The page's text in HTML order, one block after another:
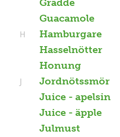
Guacamole
Hamburgare
H
Hasselnötter
Honung
Jordnötssmör
J
Juice - apelsin
Juice - äpple
Julmust